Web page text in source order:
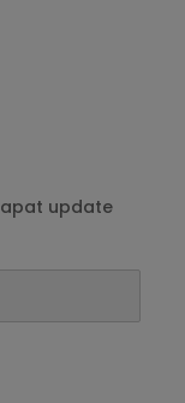
update